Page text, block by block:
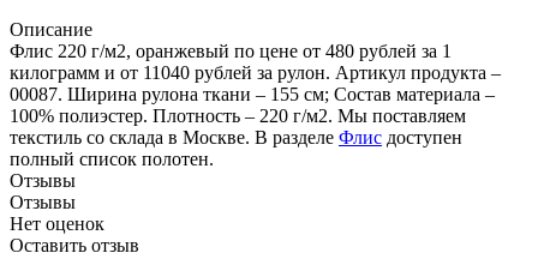
Описание
Флис 220 г/м2, оранжевый по цене от 480 рублей за 1
килограмм и от 11040 рублей за рулон. Артикул продукта –
00087. Ширина рулона ткани – 155 см; Состав материала –
100% полиэстер. Плотность – 220 г/м2. Мы поставляем
текстиль со склада в Москве. В разделе Флис доступен
полный список полотен.
Отзывы
Отзывы
Нет оценок
Оставить отзыв